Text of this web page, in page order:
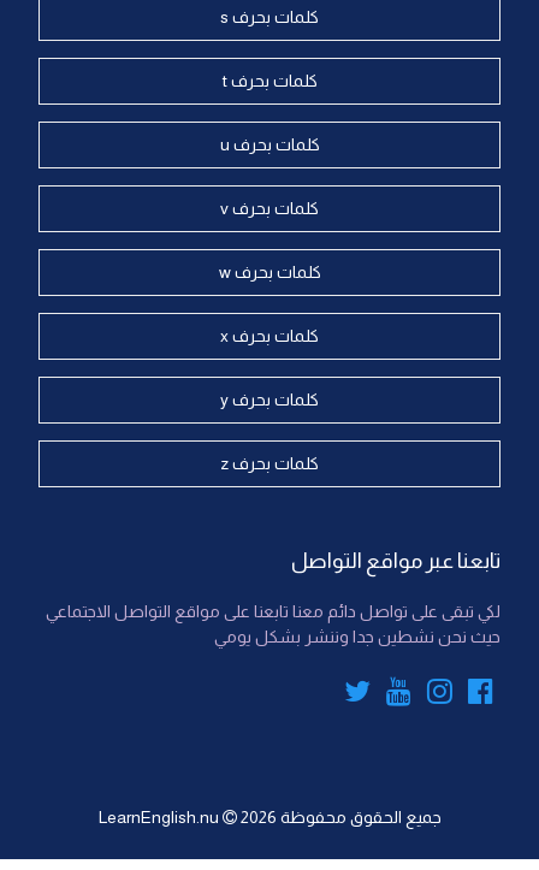
كلمات بحرف s
كلمات بحرف t
كلمات بحرف u
كلمات بحرف v
كلمات بحرف w
كلمات بحرف x
كلمات بحرف y
كلمات بحرف z
تابعنا عبر مواقع التواصل
لكي تبقى على تواصل دائم معنا تابعنا على مواقع التواصل الاجتماعي
حيث نحن نشطين جدا وننشر بشكل يومي
جميع الحقوق محفوظة LearnEnglish.nu 2026